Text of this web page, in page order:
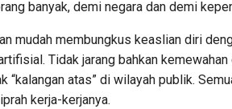
banyak, demi negara dan demi
mudah membungkus keaslian diri
Tidak jarang bahkan
“kalangan atas” di wilayah publik.
kerja-kerjanya.